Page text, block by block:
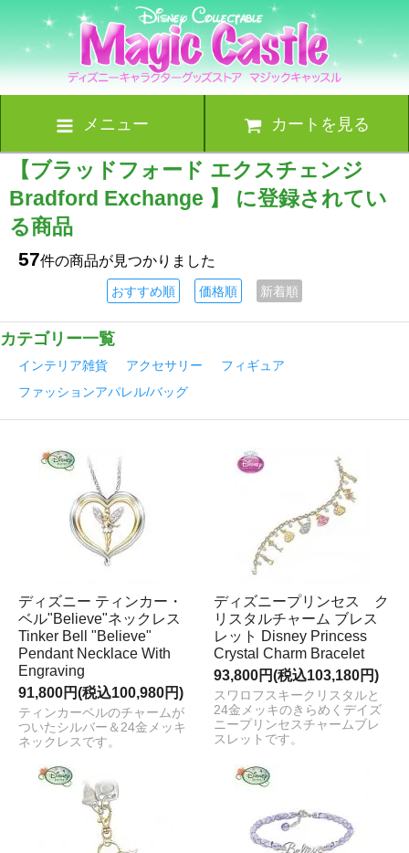
メニュー カートを見る
【ブラッドフォード エクスチェンジ
Bradford Exchange 】 に登録されてい
る商品
57件の商品が見つかりました
おすすめ順 価格順 新着順
カテゴリー一覧
インテリア雑貨 アクセサリー
フィギュア
ファッションアパレル/バッグ
ディズニー ティンカー・
ベル"Believe"ネックレス
Tinker Bell "Believe"
Pendant Necklace With
Engraving
91,800円(税込100,980円)
ティンカーベルのチャームが
ついたシルバー＆24金メッキ
ネックレスです。
ディズニープリンセス ク
リスタルチャーム ブレス
レット Disney Princess
Crystal Charm Bracelet
93,800円(税込103,180円)
スワロフスキークリスタルと
24金メッキのきらめくデイズ
ニープリンセスチャームブレ
スレットです。